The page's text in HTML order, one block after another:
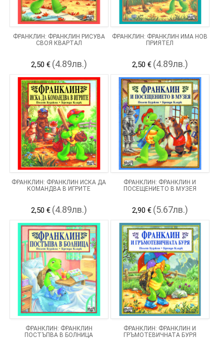
ФРАНКЛИН: ФРАНКЛИН РИСУВА
СВОЯ КВАРТАЛ
2,50 € (4.89лв.)
ФРАНКЛИН: ФРАНКЛИН ИМА НОВ
ПРИЯТЕЛ
2,50 € (4.89лв.)
ФРАНКЛИН: ФРАНКЛИН ИСКА ДА
КОМАНДВА В ИГРИТЕ
2,50 € (4.89лв.)
ФРАНКЛИН: ФРАНКЛИН И
ПОСЕЩЕНИЕТО В МУЗЕЯ
2,90 € (5.67лв.)
ФРАНКЛИН: ФРАНКЛИН
ПОСТЪПВА В БОЛНИЦА
ФРАНКЛИН: ФРАНКЛИН И
ГРЪМОТЕВИЧНАТА БУРЯ